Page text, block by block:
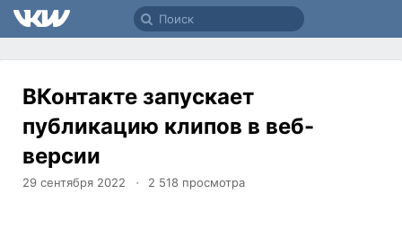
ВКонтакте запускает
публикацию клипов в веб-
версии
29 сентября 2022 2 518 просмотра